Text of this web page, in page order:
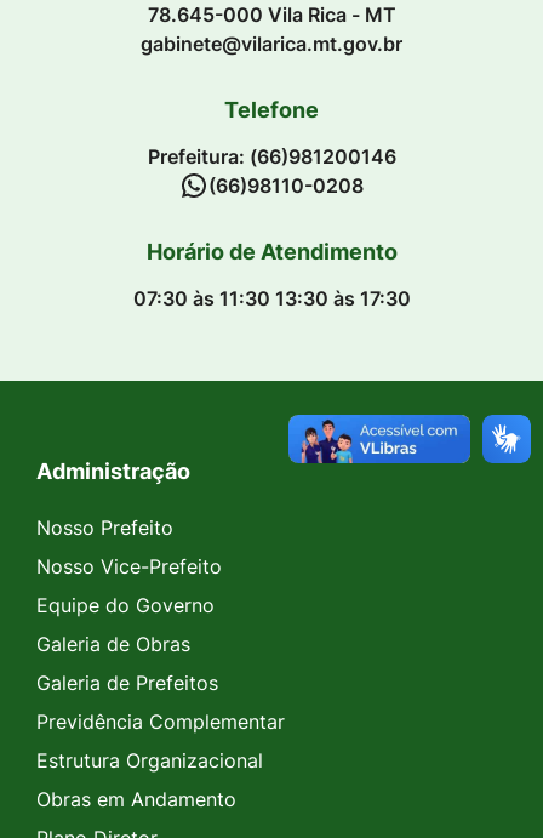
78.645-000 Vila Rica - MT
gabinete@vilarica.mt.gov.br
Telefone
Prefeitura: (66)981200146
(66)98110-0208
Horário de Atendimento
07:30 às 11:30 13:30 às 17:30
Seção do Rodapé e Contato
Administração
Nosso Prefeito
Nosso Vice-Prefeito
Equipe do Governo
Galeria de Obras
Galeria de Prefeitos
Previdência Complementar
Estrutura Organizacional
Obras em Andamento